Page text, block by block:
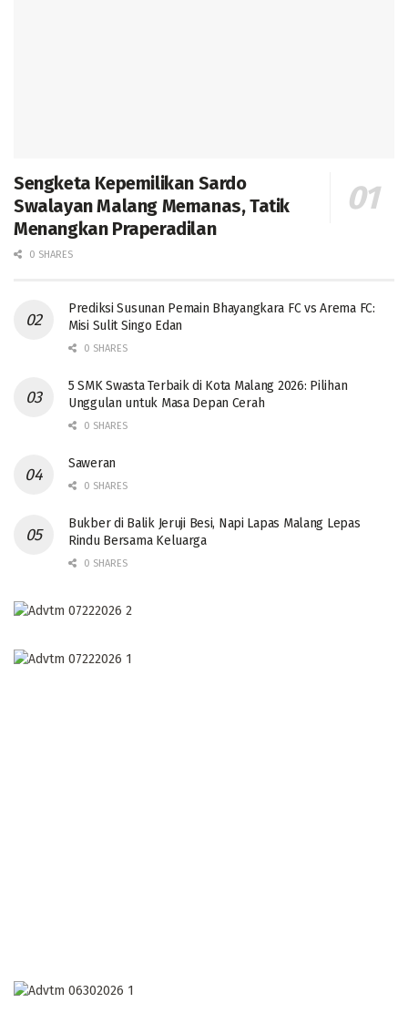
Sengketa Kepemilikan Sardo
Swalayan Malang Memanas, Tatik
Menangkan Praperadilan
0 SHARES
Prediksi Susunan Pemain Bhayangkara FC vs Arema FC:
Misi Sulit Singo Edan
0 SHARES
5 SMK Swasta Terbaik di Kota Malang 2026: Pilihan
Unggulan untuk Masa Depan Cerah
0 SHARES
Saweran
0 SHARES
Bukber di Balik Jeruji Besi, Napi Lapas Malang Lepas
Rindu Bersama Keluarga
0 SHARES